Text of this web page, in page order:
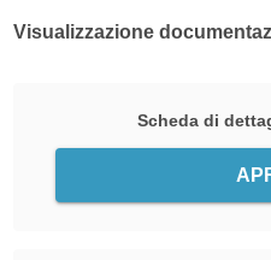
Visualizzazione
Scheda di